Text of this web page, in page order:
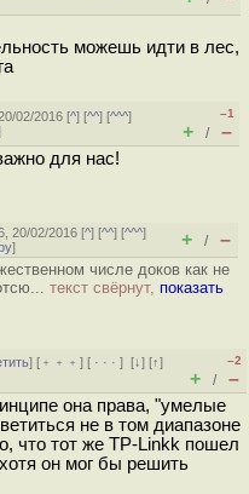
можешь идти в лес,
02/2016 [^] [^^] [^^^]
–1
+ / –
для нас!
20/02/2016 [^] [^^] [^^^]
] + / –
числе доков как не
текст свёрнут, показать
] [ ﹢﹢﹢] [ · · ·][↓] [↑]
–2
+ / –
она права, "умелые
не в том диапазоне
что тот же TP-Linkk пошел
он мог бы решить